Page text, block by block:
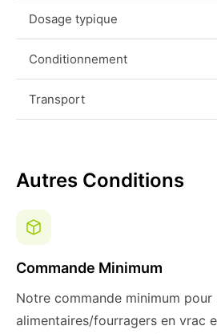
Dosage typique
Conditionnement
Transport
Autres Conditions
Commande Minimum
Notre commande minimum pour
alimentaires/fourragers en vrac